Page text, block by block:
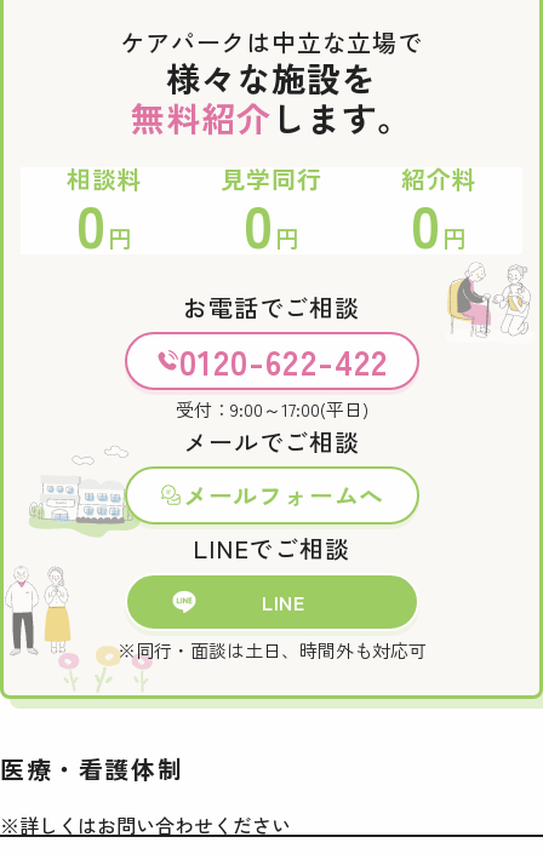
ケアパークは中立な立場で
様々な施設を
無料紹介 します。
相談料
0 円
見学同行
0 円
紹介料
0 円
お電話でご相談
0120-622-422
受付：9:00～17:00(平日)
メールでご相談
メールフォームへ
LINEでご相談
LINE
※同行・面談は土日、時間外も対応可
医療・看護体制
※詳しくはお問い合わせください